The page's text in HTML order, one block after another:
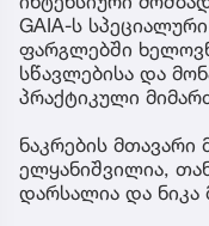
GAIA-ს
ფარგლებში
სწავლებისა და
პრაქტიკული
ნაკრების
ელყანიშვილია,
დარსალია და ნიკა